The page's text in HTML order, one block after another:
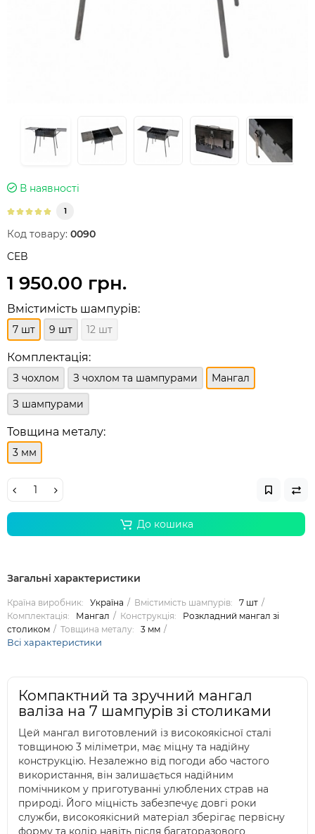
В наявності
1
Код товару: 0090
CEB
1 950.00 грн.
Вмістимість шампурів:
7 шт 9 шт 12 шт
Комплектація:
З чохлом З чохлом та шампурами Мангал
З шампурами
Товщина металу:
3 мм
До кошика
Загальні характеристики
Країна виробник: Україна Вмістимість шампурів:
7 шт
Комплектація:
Мангал Конструкція:
Розкладний мангал зі
столиком
Товщина металу: 3 мм
Всі характеристики
Компактний та зручний мангал
валіза на 7 шампурів зі столиками
Цей мангал виготовлений із високоякісної сталі
товщиною 3 міліметри, має міцну та надійну
конструкцію. Незалежно від погоди або частого
використання, він залишається надійним
помічником у приготуванні улюблених страв на
природі. Його міцність забезпечує довгі роки
служби, високоякісний матеріал зберігає первісну
форму та колір навіть після багаторазового